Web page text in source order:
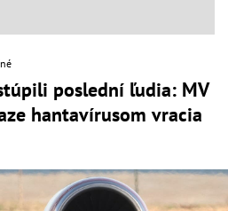
poslední ľudia: MV
hantavírusom vracia